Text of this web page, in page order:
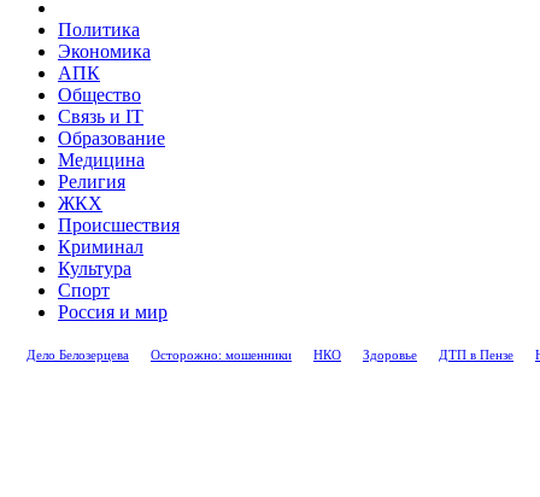
Политика
Экономика
АПК
Общество
Связь и IT
Образование
Медицина
Религия
ЖКХ
Происшествия
Криминал
Культура
Спорт
Россия и мир
Дело Белозерцева Осторожно: мошенники НКО Здоровье ДТП в Пензе